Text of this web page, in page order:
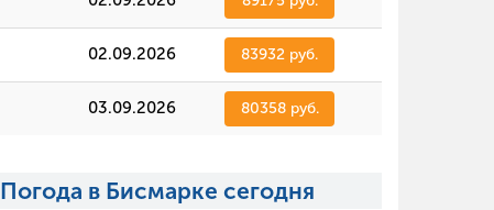
02.09.2026 83932 руб.
03.09.2026 80358 руб.
Погода в Бисмарке сегодня